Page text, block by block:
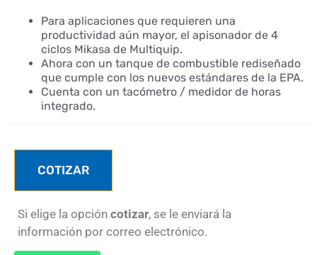
Para aplicaciones que requieren una
productividad aún mayor, el apisonador de 4
ciclos Mikasa de Multiquip.
Ahora con un tanque de combustible rediseñado
que cumple con los nuevos estándares de la EPA.
Cuenta con un tacómetro / medidor de horas
integrado.
COTIZAR
Si elige la opción cotizar, se le enviará la
información por correo electrónico.